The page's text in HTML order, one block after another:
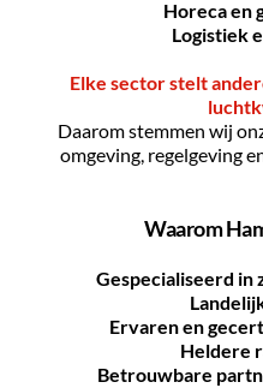
Horeca en
Logistiek
Elke sector stelt
﻿Daarom stemmen wij
omgeving, regelgeving
Waarom
Gespecialiseerd in
Ervaren en
Heldere
Betrouwbare